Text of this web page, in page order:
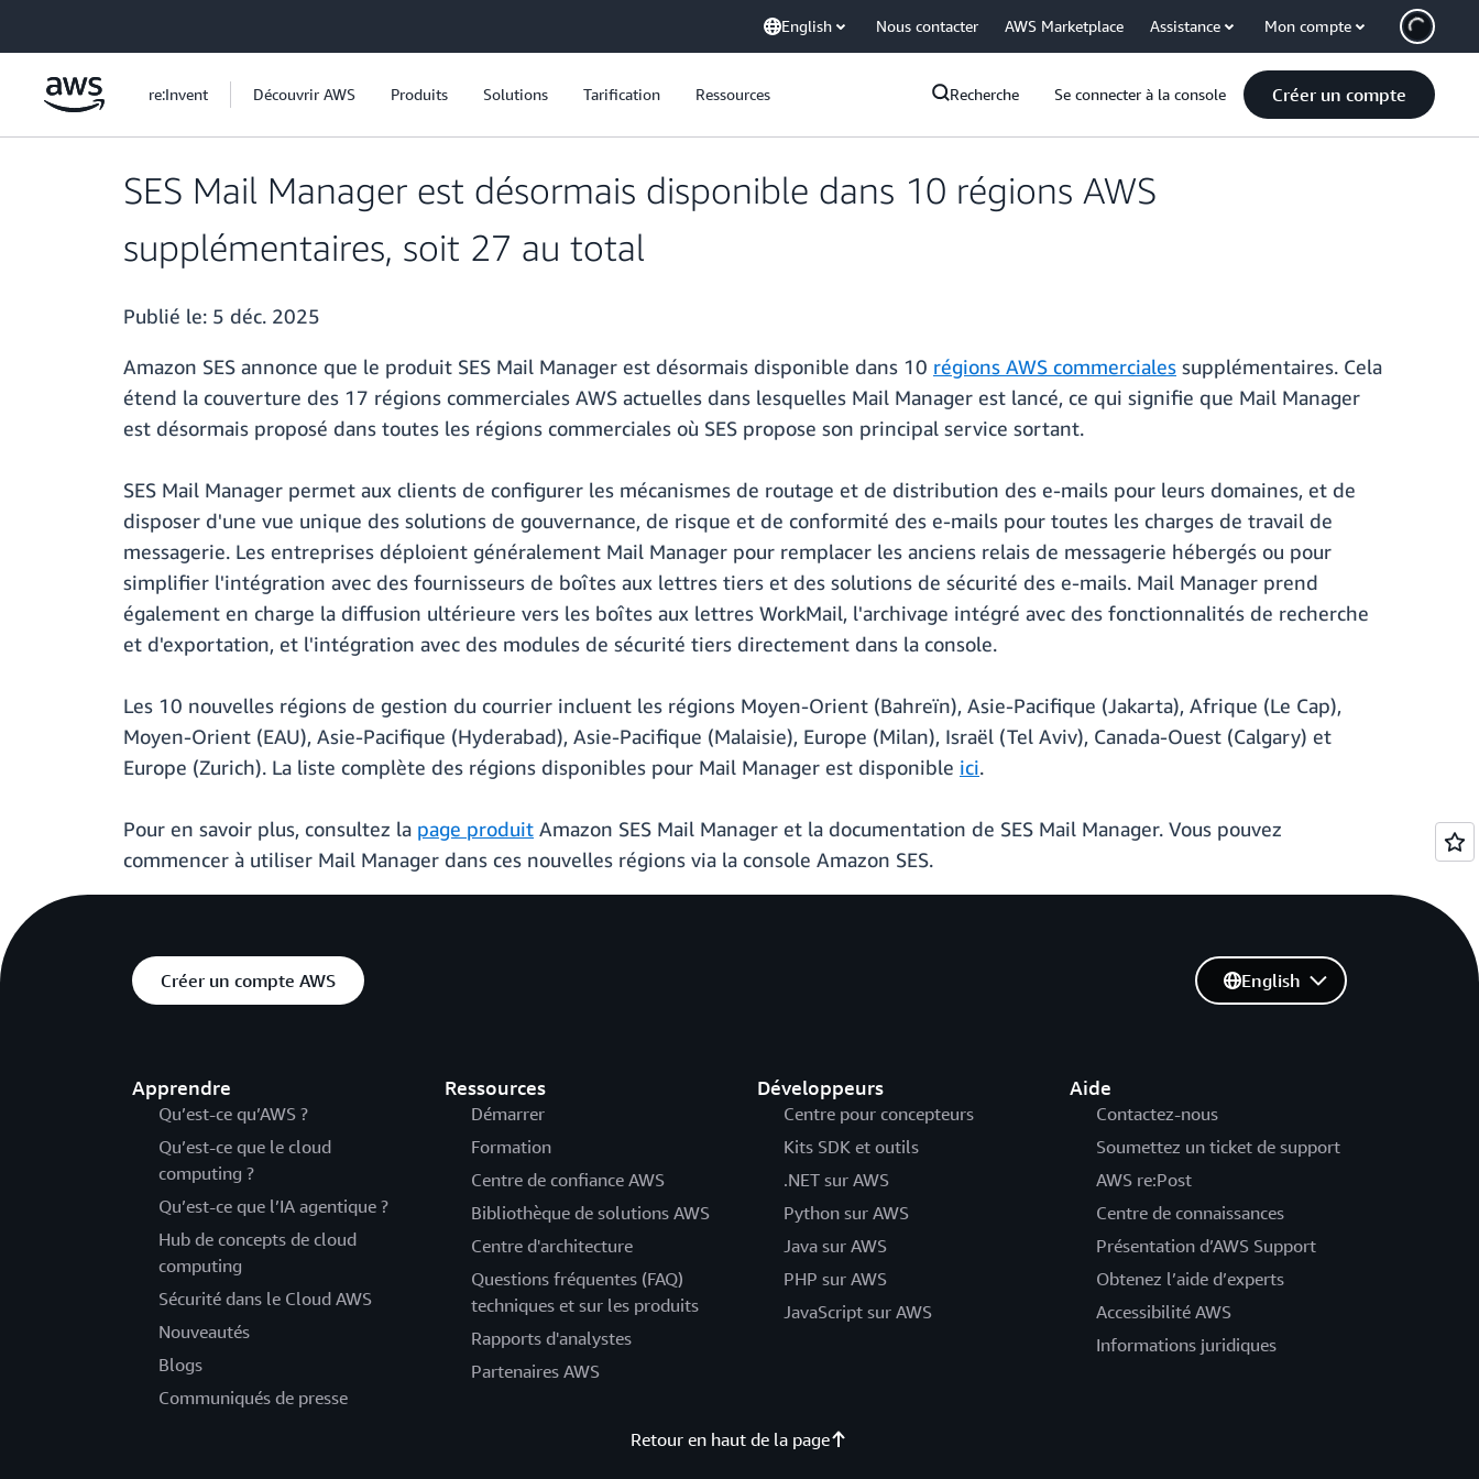
English Nous contacter AWS Marketplace Assistance Mon compte
re:Invent Découvrir AWS Produits Solutions Tarification Ressources Recherche Se connecter à la console Créer un compte
SES Mail Manager est désormais disponible dans 10 régions AWS
supplémentaires, soit 27 au total
Publié le: 5 déc. 2025
Amazon SES annonce que le produit SES Mail Manager est désormais disponible dans 10 régions AWS commerciales supplémentaires. Cela
étend la couverture des 17 régions commerciales AWS actuelles dans lesquelles Mail Manager est lancé, ce qui signifie que Mail Manager
est désormais proposé dans toutes les régions commerciales où SES propose son principal service sortant.
SES Mail Manager permet aux clients de configurer les mécanismes de routage et de distribution des e-mails pour leurs domaines, et de
disposer d'une vue unique des solutions de gouvernance, de risque et de conformité des e-mails pour toutes les charges de travail de
messagerie. Les entreprises déploient généralement Mail Manager pour remplacer les anciens relais de messagerie hébergés ou pour
simplifier l'intégration avec des fournisseurs de boîtes aux lettres tiers et des solutions de sécurité des e-mails. Mail Manager prend
également en charge la diffusion ultérieure vers les boîtes aux lettres WorkMail, l'archivage intégré avec des fonctionnalités de recherche
et d'exportation, et l'intégration avec des modules de sécurité tiers directement dans la console.
Les 10 nouvelles régions de gestion du courrier incluent les régions Moyen-Orient (Bahreïn), Asie-Pacifique (Jakarta), Afrique (Le Cap),
Moyen-Orient (EAU), Asie-Pacifique (Hyderabad), Asie-Pacifique (Malaisie), Europe (Milan), Israël (Tel Aviv), Canada-Ouest (Calgary) et
Europe (Zurich). La liste complète des régions disponibles pour Mail Manager est disponible ici.
Pour en savoir plus, consultez la page produit Amazon SES Mail Manager et la documentation de SES Mail Manager. Vous pouvez
commencer à utiliser Mail Manager dans ces nouvelles régions via la console Amazon SES.
Créer un compte AWS
Apprendre
Qu’est-ce qu’AWS ?
Qu’est-ce que le cloud
computing ?
Qu’est-ce que l’IA agentique ?
Hub de concepts de cloud
computing
Sécurité dans le Cloud AWS
Nouveautés
Blogs
Communiqués de presse
Ressources
Démarrer
Formation
Centre de confiance AWS
Bibliothèque de solutions AWS
Centre d'architecture
Questions fréquentes (FAQ)
techniques et sur les produits
Rapports d'analystes
Partenaires AWS
Développeurs
Centre pour concepteurs
Kits SDK et outils
.NET sur AWS
Python sur AWS
Java sur AWS
PHP sur AWS
JavaScript sur AWS
Aide
Contactez-nous
Soumettez un ticket de support
AWS re:Post
Centre de connaissances
Présentation d’AWS Support
Obtenez l’aide d’experts
Accessibilité AWS
Informations juridiques
English
Retour en haut de la page